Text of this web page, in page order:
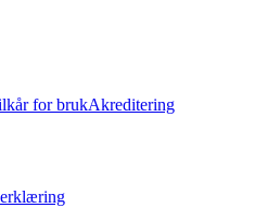
for brukAkreditering